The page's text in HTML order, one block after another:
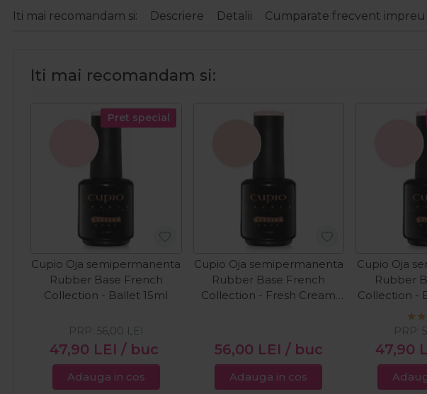
Iti mai recomandam si: Descriere Detalii Cumparate frecvent
Iti mai recomandam si:
Pret special
Cupio Oja semipermanenta
Rubber Base French
Collection - Ballet 15ml
47,90 LEI / buc
PRP: 56,00 LEI
Adauga in cos
Cupio Oja semipermanenta
Rubber Base French
Collection - Fresh Cream
56,00 LEI / buc
Adauga in cos
Cupio Oja
Rubber
Collection -
47,90
PRP: